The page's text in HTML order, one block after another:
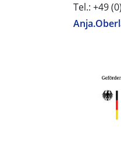
Tel.: +49